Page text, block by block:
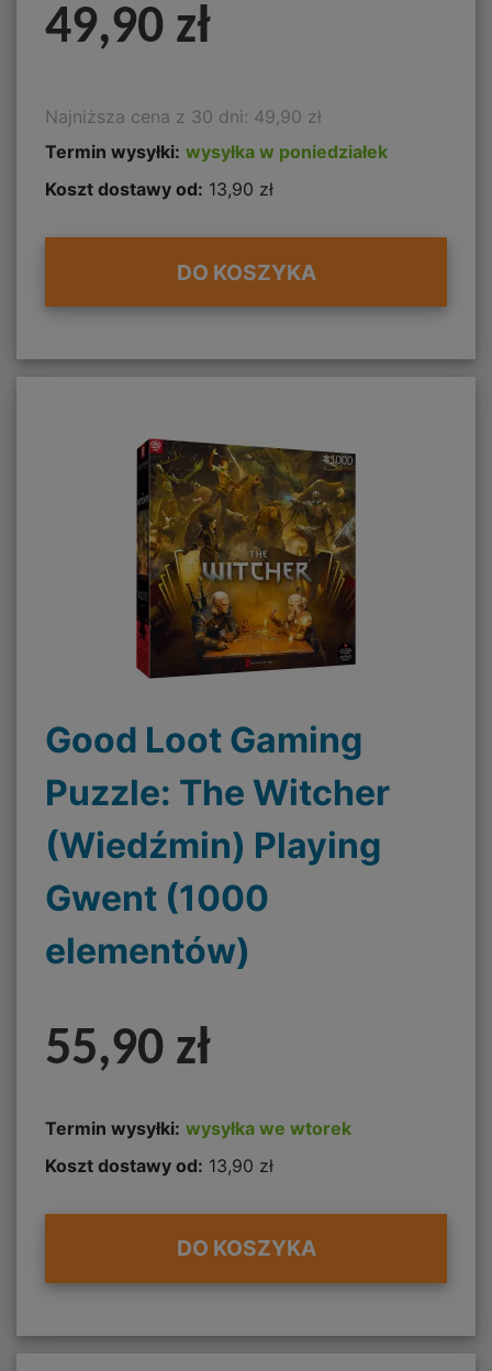
49,90 zł
Najniższa cena z 30 dni: 49,90 zł
Termin wysyłki: wysyłka w poniedziałek
Koszt dostawy od: 13,90 zł
DO KOSZYKA
Good Loot Gaming
Puzzle: The Witcher
(Wiedźmin) Playing
Gwent (1000
elementów)
55,90 zł
Termin wysyłki: wysyłka we wtorek
Koszt dostawy od: 13,90 zł
DO KOSZYKA